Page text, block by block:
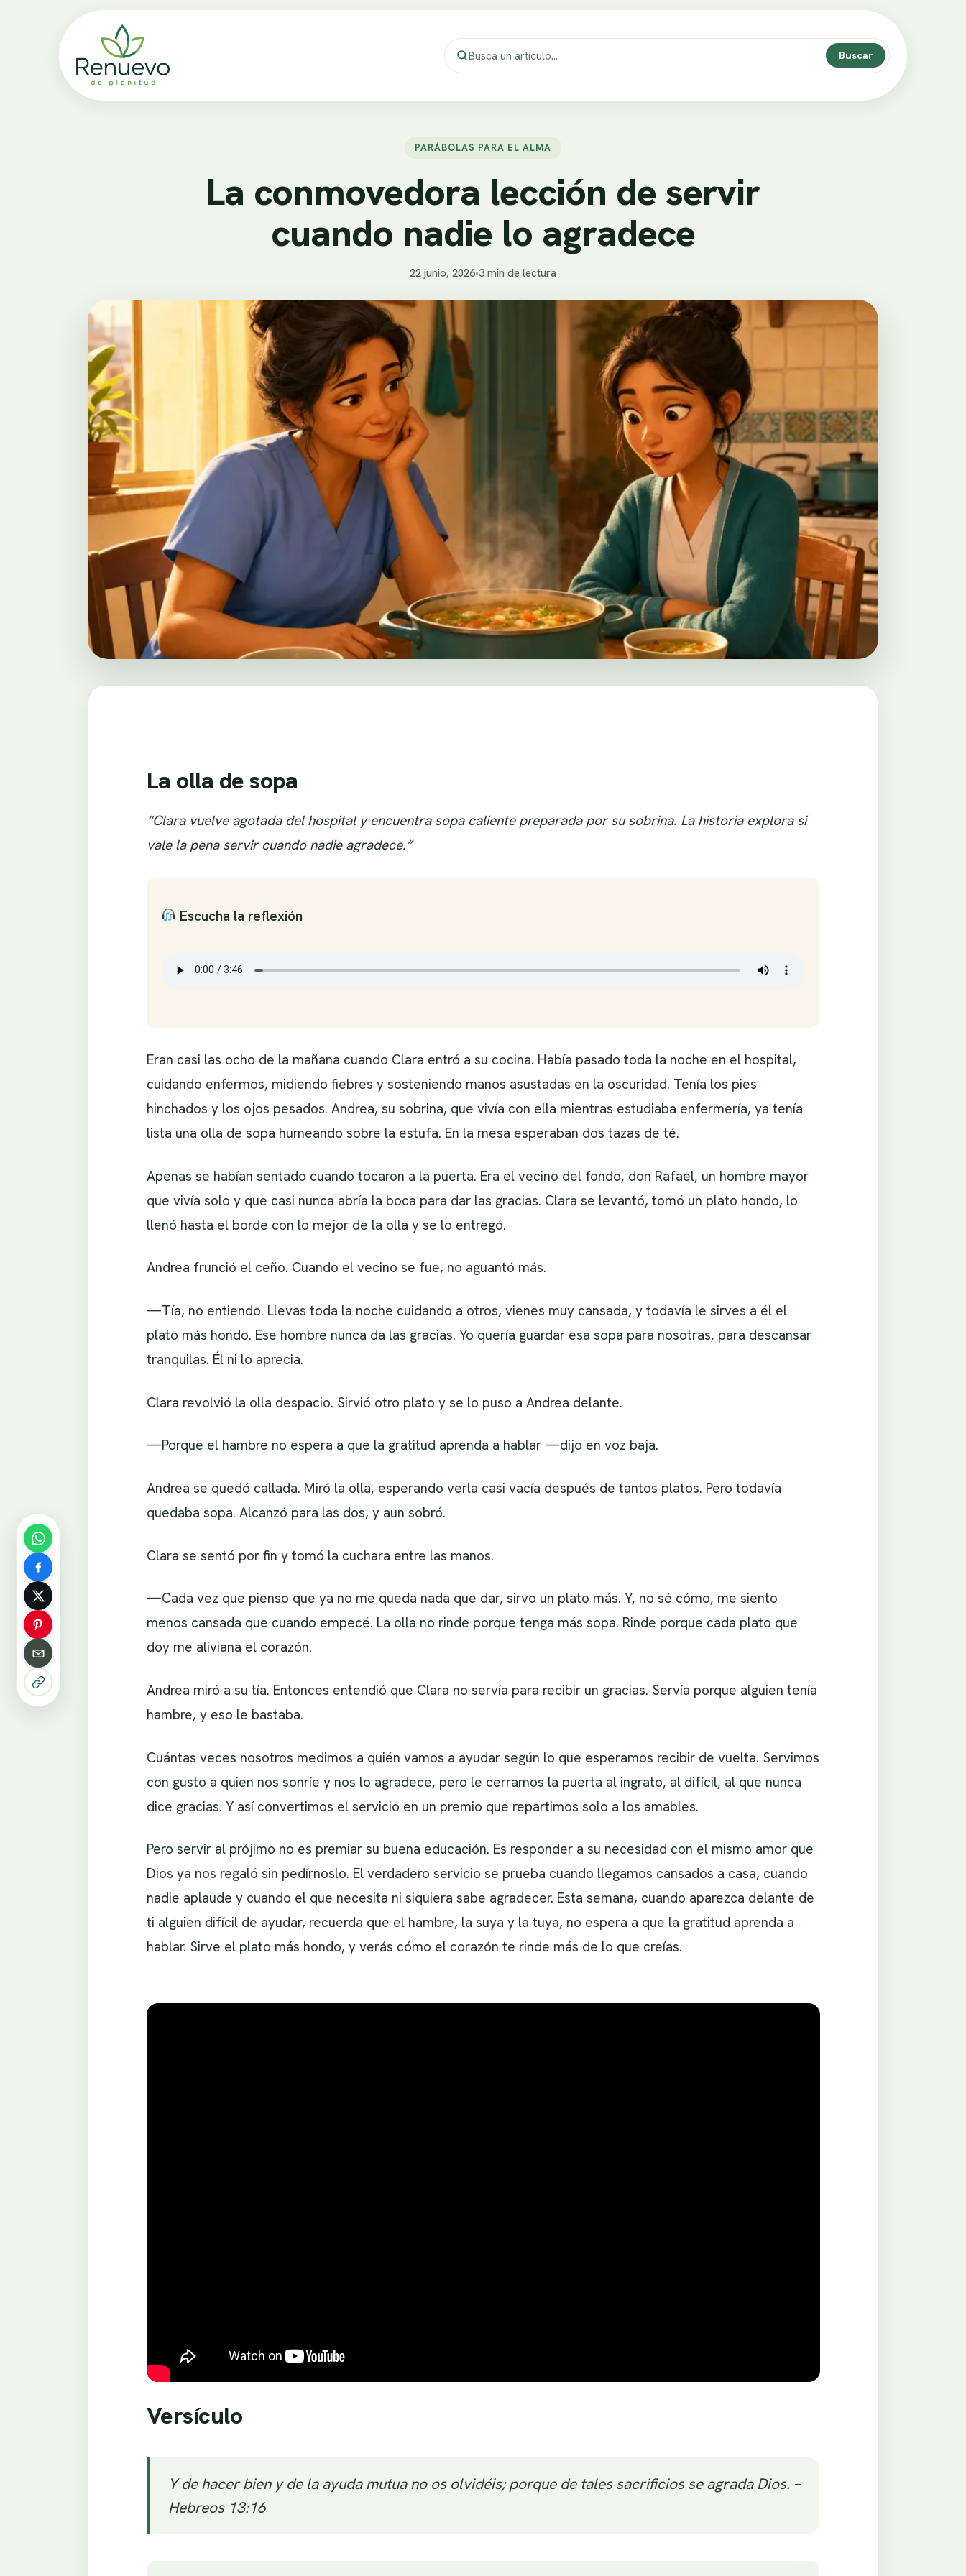
Buscar
PARÁBOLAS PARA EL ALMA
La conmovedora lección de servir
cuando nadie lo agradece
22 junio, 2026•3 min de lectura
La olla de sopa
“Clara vuelve agotada del hospital y encuentra sopa caliente preparada por su sobrina. La historia explora si
vale la pena servir cuando nadie agradece.”
Escucha la reflexión
Eran casi las ocho de la mañana cuando Clara entró a su cocina. Había pasado toda la noche en el hospital,
cuidando enfermos, midiendo fiebres y sosteniendo manos asustadas en la oscuridad. Tenía los pies
hinchados y los ojos pesados. Andrea, su sobrina, que vivía con ella mientras estudiaba enfermería, ya tenía
lista una olla de sopa humeando sobre la estufa. En la mesa esperaban dos tazas de té.
Apenas se habían sentado cuando tocaron a la puerta. Era el vecino del fondo, don Rafael, un hombre mayor
que vivía solo y que casi nunca abría la boca para dar las gracias. Clara se levantó, tomó un plato hondo, lo
llenó hasta el borde con lo mejor de la olla y se lo entregó.
Andrea frunció el ceño. Cuando el vecino se fue, no aguantó más.
—Tía, no entiendo. Llevas toda la noche cuidando a otros, vienes muy cansada, y todavía le sirves a él el
plato más hondo. Ese hombre nunca da las gracias. Yo quería guardar esa sopa para nosotras, para descansar
tranquilas. Él ni lo aprecia.
Clara revolvió la olla despacio. Sirvió otro plato y se lo puso a Andrea delante.
—Porque el hambre no espera a que la gratitud aprenda a hablar —dijo en voz baja.
Andrea se quedó callada. Miró la olla, esperando verla casi vacía después de tantos platos. Pero todavía
quedaba sopa. Alcanzó para las dos, y aun sobró.
Clara se sentó por fin y tomó la cuchara entre las manos.
—Cada vez que pienso que ya no me queda nada que dar, sirvo un plato más. Y, no sé cómo, me siento
menos cansada que cuando empecé. La olla no rinde porque tenga más sopa. Rinde porque cada plato que
doy me aliviana el corazón.
Andrea miró a su tía. Entonces entendió que Clara no servía para recibir un gracias. Servía porque alguien tenía
hambre, y eso le bastaba.
Cuántas veces nosotros medimos a quién vamos a ayudar según lo que esperamos recibir de vuelta. Servimos
con gusto a quien nos sonríe y nos lo agradece, pero le cerramos la puerta al ingrato, al difícil, al que nunca
dice gracias. Y así convertimos el servicio en un premio que repartimos solo a los amables.
Pero servir al prójimo no es premiar su buena educación. Es responder a su necesidad con el mismo amor que
Dios ya nos regaló sin pedírnoslo. El verdadero servicio se prueba cuando llegamos cansados a casa, cuando
nadie aplaude y cuando el que necesita ni siquiera sabe agradecer. Esta semana, cuando aparezca delante de
ti alguien difícil de ayudar, recuerda que el hambre, la suya y la tuya, no espera a que la gratitud aprenda a
hablar. Sirve el plato más hondo, y verás cómo el corazón te rinde más de lo que creías.
Versículo
Y de hacer bien y de la ayuda mutua no os olvidéis; porque de tales sacrificios se agrada Dios. –
Hebreos 13:16